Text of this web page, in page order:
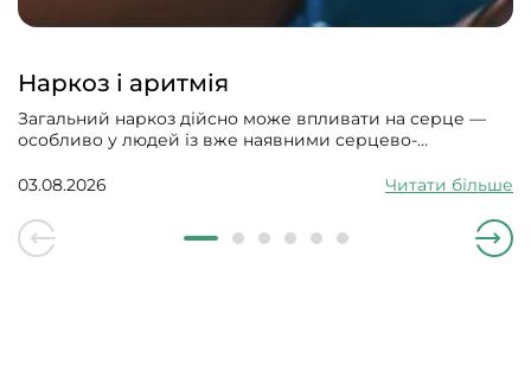
Наркоз і аритмія
Загальний наркоз дійсно може впливати на серце —
особливо у людей із вже наявними серцево-
серцевого ритму, гіпотонію, зменшити силу скорочень
03.08.2026 Читати більше